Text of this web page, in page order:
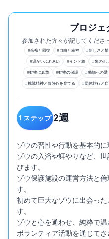
プロジェ
参加された方々が記してくださ
#余裕と回復 #自由と幸福 #新しさと情
#温かいふれあい #インド象 #象のボ
#動物に真摯 #動物の保護 #動物への愛
#挑戦精神と冒険心を育てる #団体旅行と
1 ステップ 2週
ゾウの習性や行動を基本的に
ゾウの入浴や餌やりなど、
びます。
ゾウ保護施設の運営方法と
す。
初めて巨大なゾウに出会っ
す。
ゾウと心を通わせ、純粋で温
ボランティア活動を通じてさ